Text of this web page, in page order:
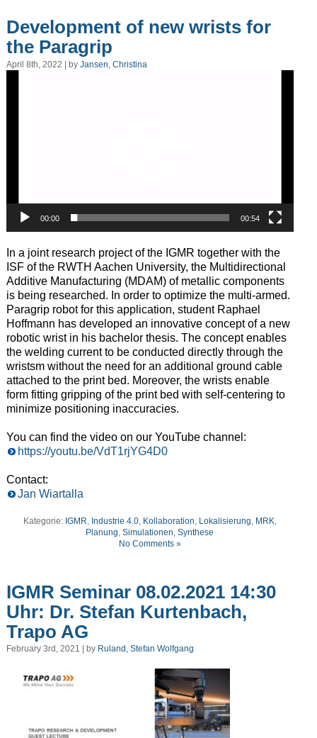
Development of new wrists for
the Paragrip
April 8th, 2022 | by Jansen, Christina
00:00 00:54
In a joint research project of the IGMR together with the
ISF of the RWTH Aachen University, the Multidirectional
Additive Manufacturing (MDAM) of metallic components
is being researched. In order to optimize the multi-armed.
Paragrip robot for this application, student Raphael
Hoffmann has developed an innovative concept of a new
robotic wrist in his bachelor thesis. The concept enables
the welding current to be conducted directly through the
wristsm without the need for an additional ground cable
attached to the print bed. Moreover, the wrists enable
form fitting gripping of the print bed with self-centering to
minimize positioning inaccuracies.
You can find the video on our YouTube channel:
https://youtu.be/VdT1rjYG4D0
Contact:
Jan Wiartalla
Kategorie: IGMR, Industrie 4.0, Kollaboration, Lokalisierung, MRK,
Planung,Simulationen,Synthese
No Comments »
IGMR Seminar 08.02.2021 14:30
Uhr: Dr. Stefan Kurtenbach,
Trapo AG
February 3rd, 2021 | by Ruland, Stefan Wolfgang